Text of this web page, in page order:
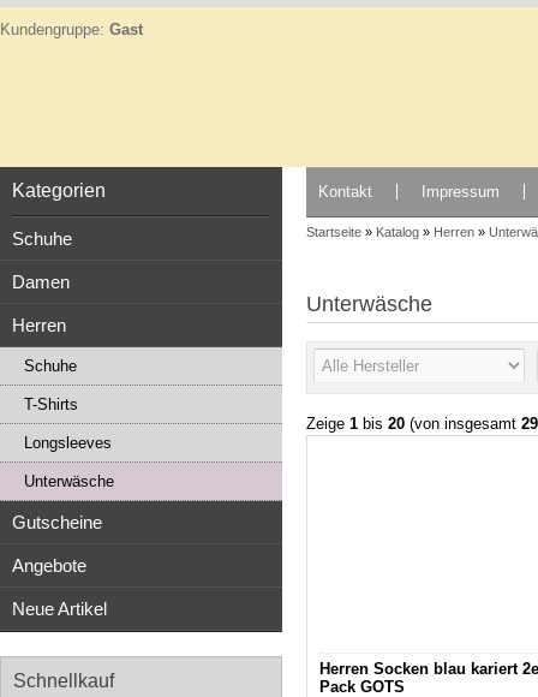
Kundengruppe: Gast
Kategorien
Schuhe
Damen
Herren
Schuhe
T-Shirts
Longsleeves
Unterwäsche
Gutscheine
Angebote
Neue Artikel
Schnellkauf
Kontakt Impressum
Startseite » Katalog » Herren »
Unterwäsche
Zeige 1 bis 20 (von insgesamt 29
Herren Socken blau kariert
Pack GOTS